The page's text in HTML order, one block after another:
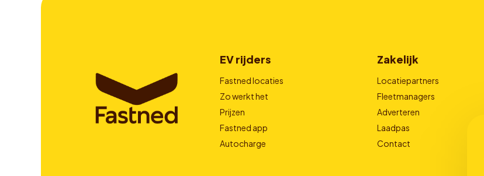
EV rijders
Fastned locaties
Zo werkt het
Prijzen
Fastned app
Autocharge
Zakelijk
Locatiepartners
Fleetmanagers
Adverteren
Laadpas
Contact